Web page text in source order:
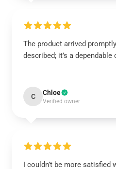
The product arrived
described; it’s a dependable
C Chloe
Verified owner
I couldn’t be more satisfied